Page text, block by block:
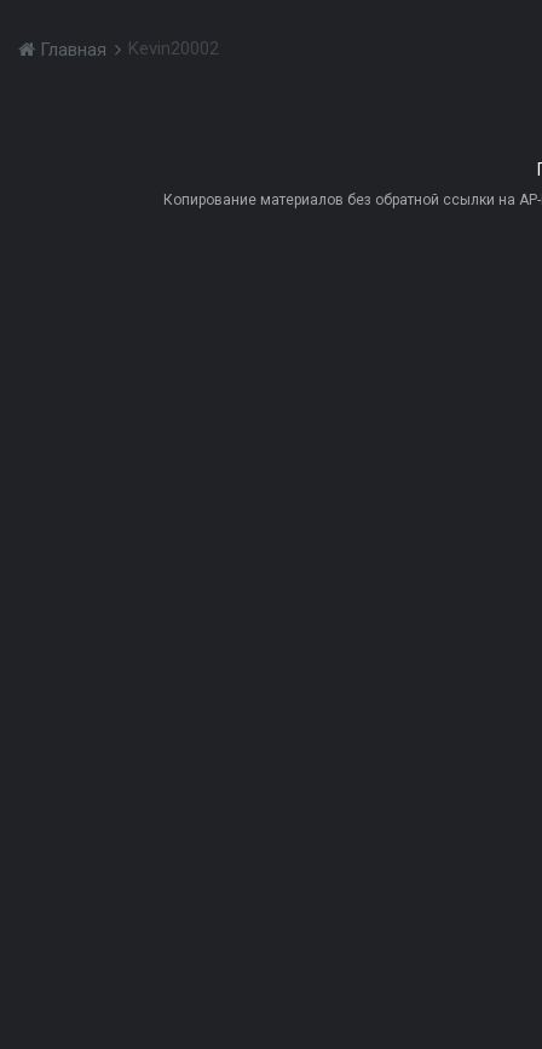
Главная Kevin20002
Копирование материалов без обратной ссылки на